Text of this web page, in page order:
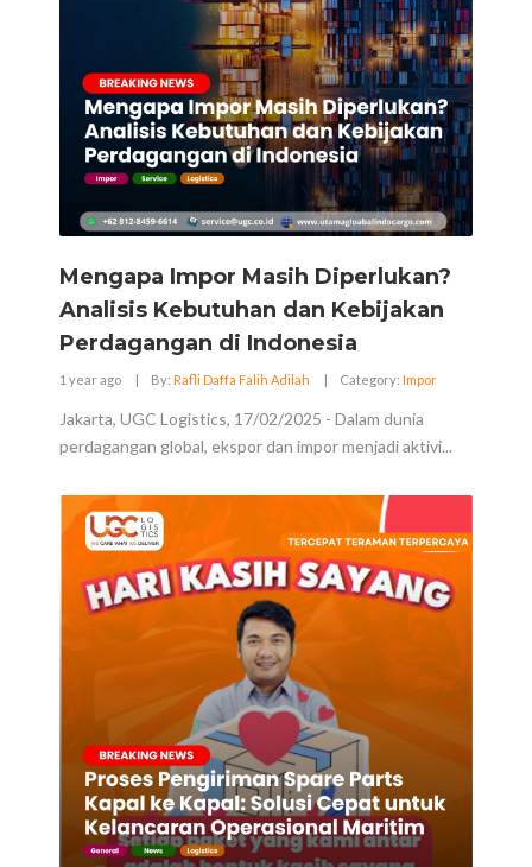
Mengapa Impor Masih Diperlukan?
Analisis Kebutuhan dan Kebijakan
Perdagangan di Indonesia
1 year ago | By: Rafli Daffa Falih Adilah | Category: Impor
Jakarta, UGC Logistics, 17/02/2025 - Dalam dunia
perdagangan global, ekspor dan impor menjadi aktivi...